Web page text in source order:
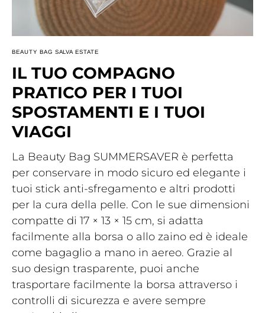
BEAUTY BAG SALVA ESTATE
IL TUO COMPAGNO
PRATICO PER I TUOI
SPOSTAMENTI E I TUOI
VIAGGI
La Beauty Bag SUMMERSAVER è perfetta
per conservare in modo sicuro ed elegante i
tuoi stick anti-sfregamento e altri prodotti
per la cura della pelle. Con le sue dimensioni
compatte di 17 × 13 × 15 cm, si adatta
facilmente alla borsa o allo zaino ed è ideale
come bagaglio a mano in aereo. Grazie al
suo design trasparente, puoi anche
trasportare facilmente la borsa attraverso i
controlli di sicurezza e avere sempre